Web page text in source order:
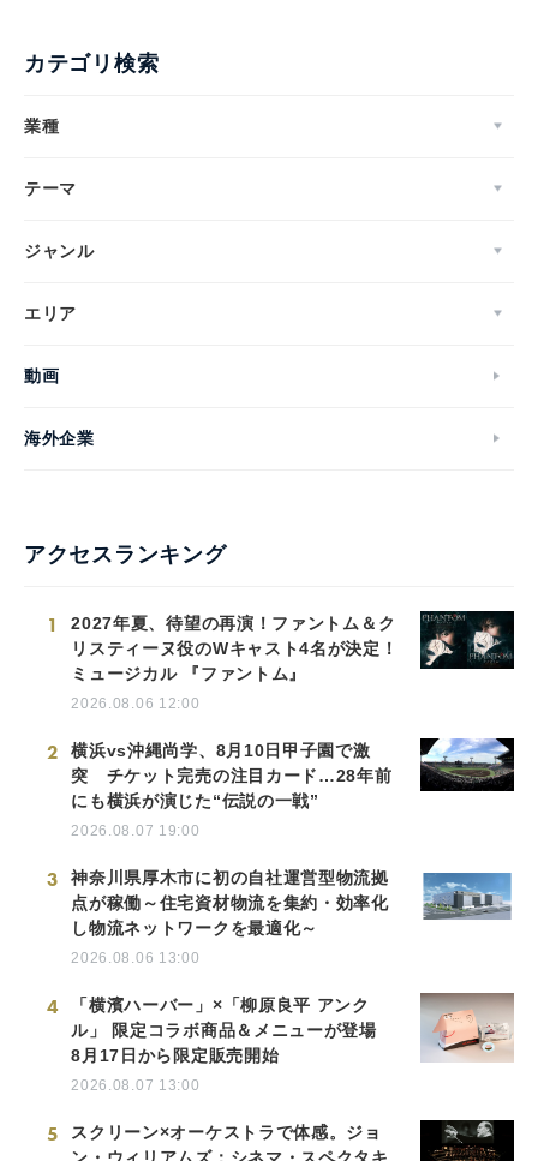
カテゴリ検索
業種
テーマ
ジャンル
エリア
動画
海外企業
アクセスランキング
1
2027年夏、待望の再演！ファントム＆ク
リスティーヌ役のWキャスト4名が決定！
ミュージカル 『ファントム』
2026.08.06 12:00
2
横浜vs沖縄尚学、8月10日甲子園で激
突 チケット完売の注目カード…28年前
にも横浜が演じた“伝説の一戦”
2026.08.07 19:00
3
神奈川県厚木市に初の自社運営型物流拠
点が稼働～住宅資材物流を集約・効率化
し物流ネットワークを最適化～
2026.08.06 13:00
4
「横濱ハーバー」×「柳原良平 アンク
ル」 限定コラボ商品＆メニューが登場
8月17日から限定販売開始
2026.08.07 13:00
5
スクリーン×オーケストラで体感。ジョ
ン・ウィリアムズ：シネマ・スペクタキ